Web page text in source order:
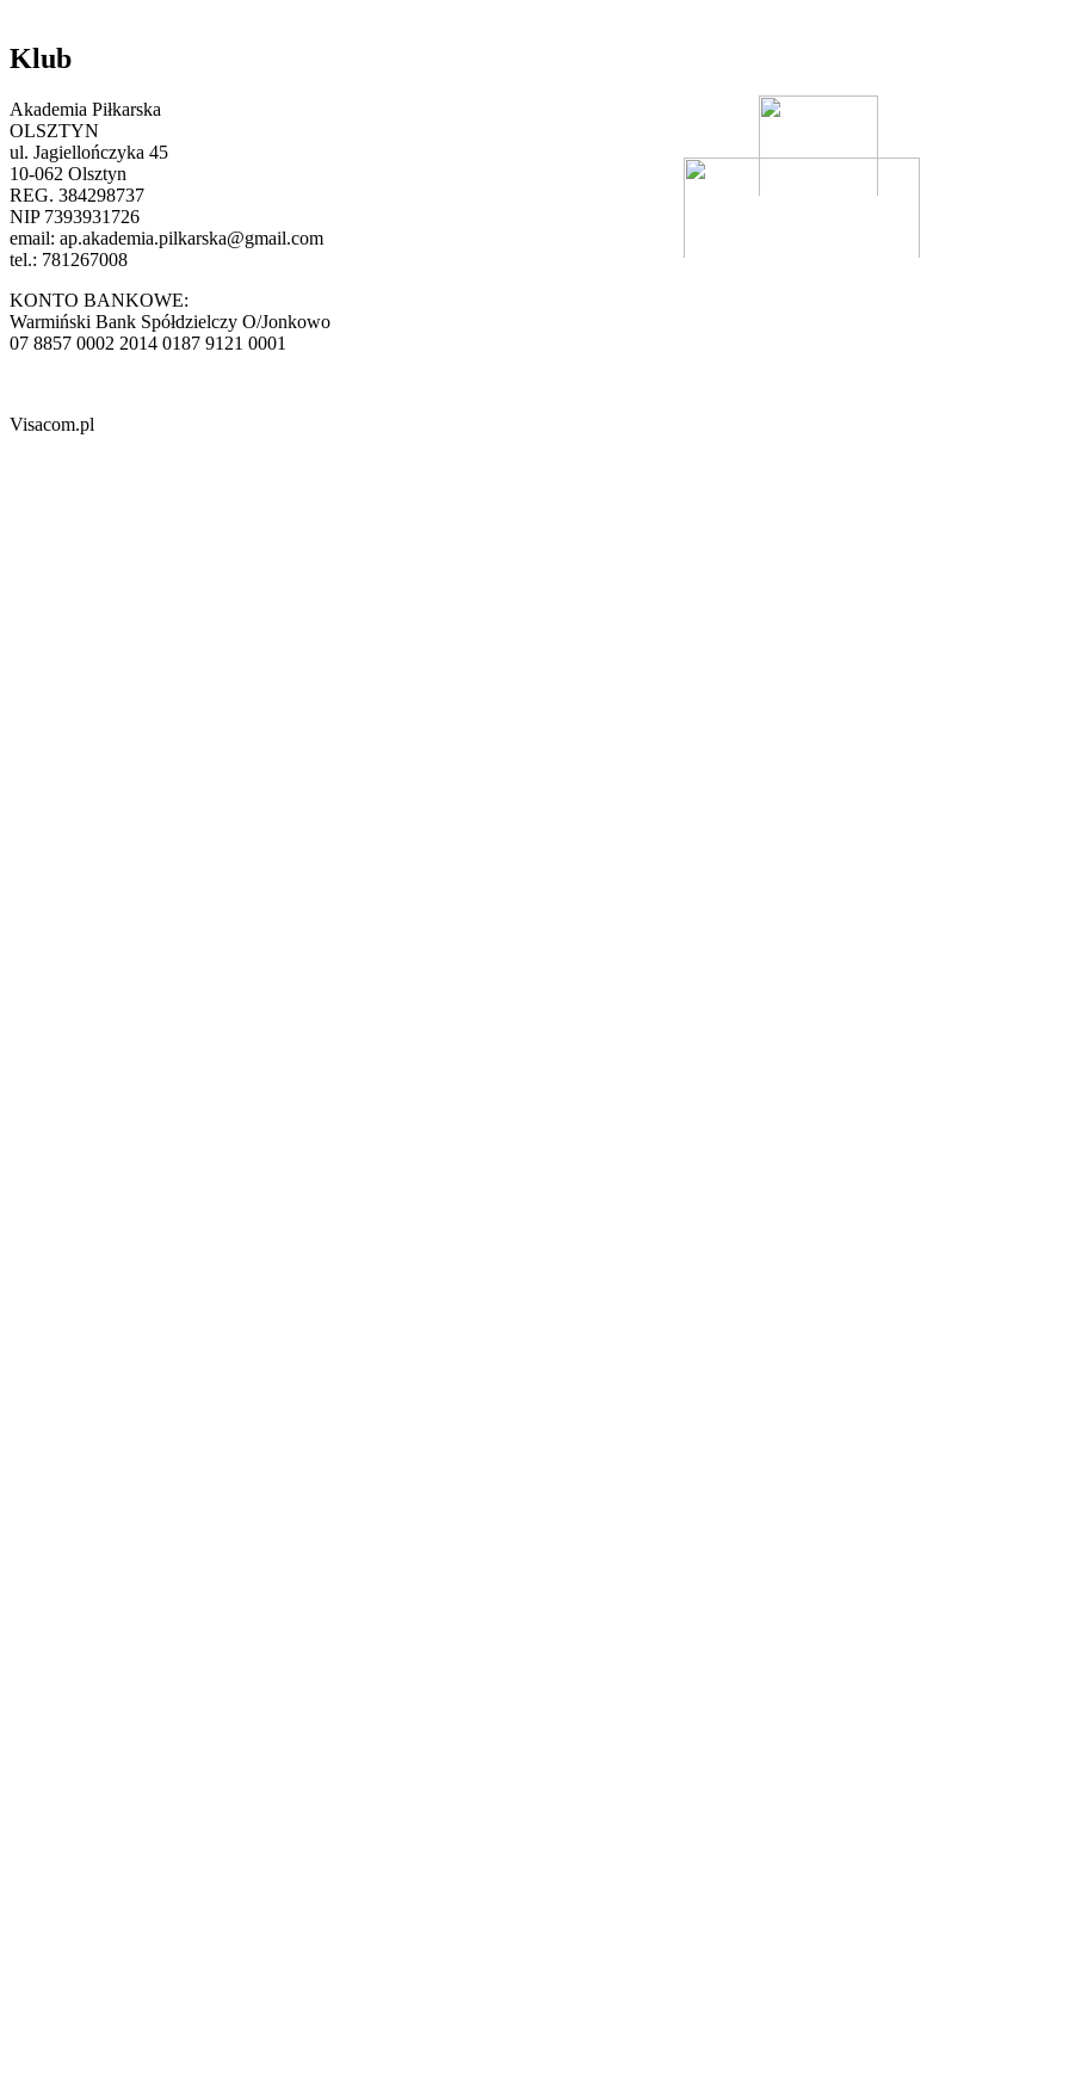
Klub
Akademia Piłkarska
OLSZTYN
ul. Jagiellończyka 45
10-062 Olsztyn
REG. 384298737
NIP 7393931726
email: ap.akademia.pilkarska@gmail.com
tel.: 781267008
KONTO BANKOWE:
Warmiński Bank Spółdzielczy O/Jonkowo
07 8857 0002 2014 0187 9121 0001
Visacom.pl